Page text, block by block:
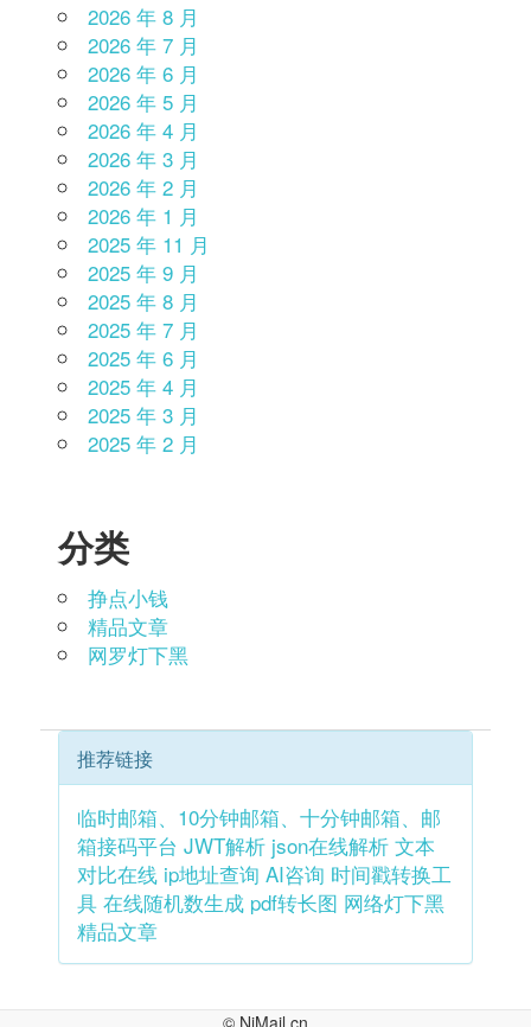
2026 年 8 月
2026 年 7 月
2026 年 6 月
2026 年 5 月
2026 年 4 月
2026 年 3 月
2026 年 2 月
2026 年 1 月
2025 年 11 月
2025 年 9 月
2025 年 8 月
2025 年 7 月
2025 年 6 月
2025 年 4 月
2025 年 3 月
2025 年 2 月
分类
挣点小钱
精品文章
网罗灯下黑
推荐链接
临时邮箱、10分钟邮箱、十分钟邮箱、邮
箱接码平台 JWT解析 json在线解析 文本
对比在线 ip地址查询 AI咨询 时间戳转换工
具 在线随机数生成 pdf转长图 网络灯下黑
精品文章
© NiMail.cn